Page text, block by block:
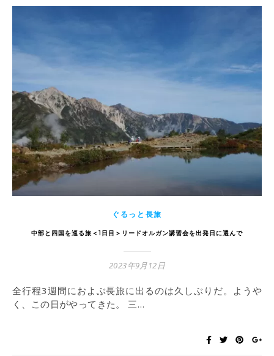
ぐるっと長旅
中部と四国を巡る旅＜1日目＞リードオルガン講習会を出発日に選んで
2023年9月12日
全行程3週間におよぶ長旅に出るのは久しぶりだ。ようや
く、この日がやってきた。 三…